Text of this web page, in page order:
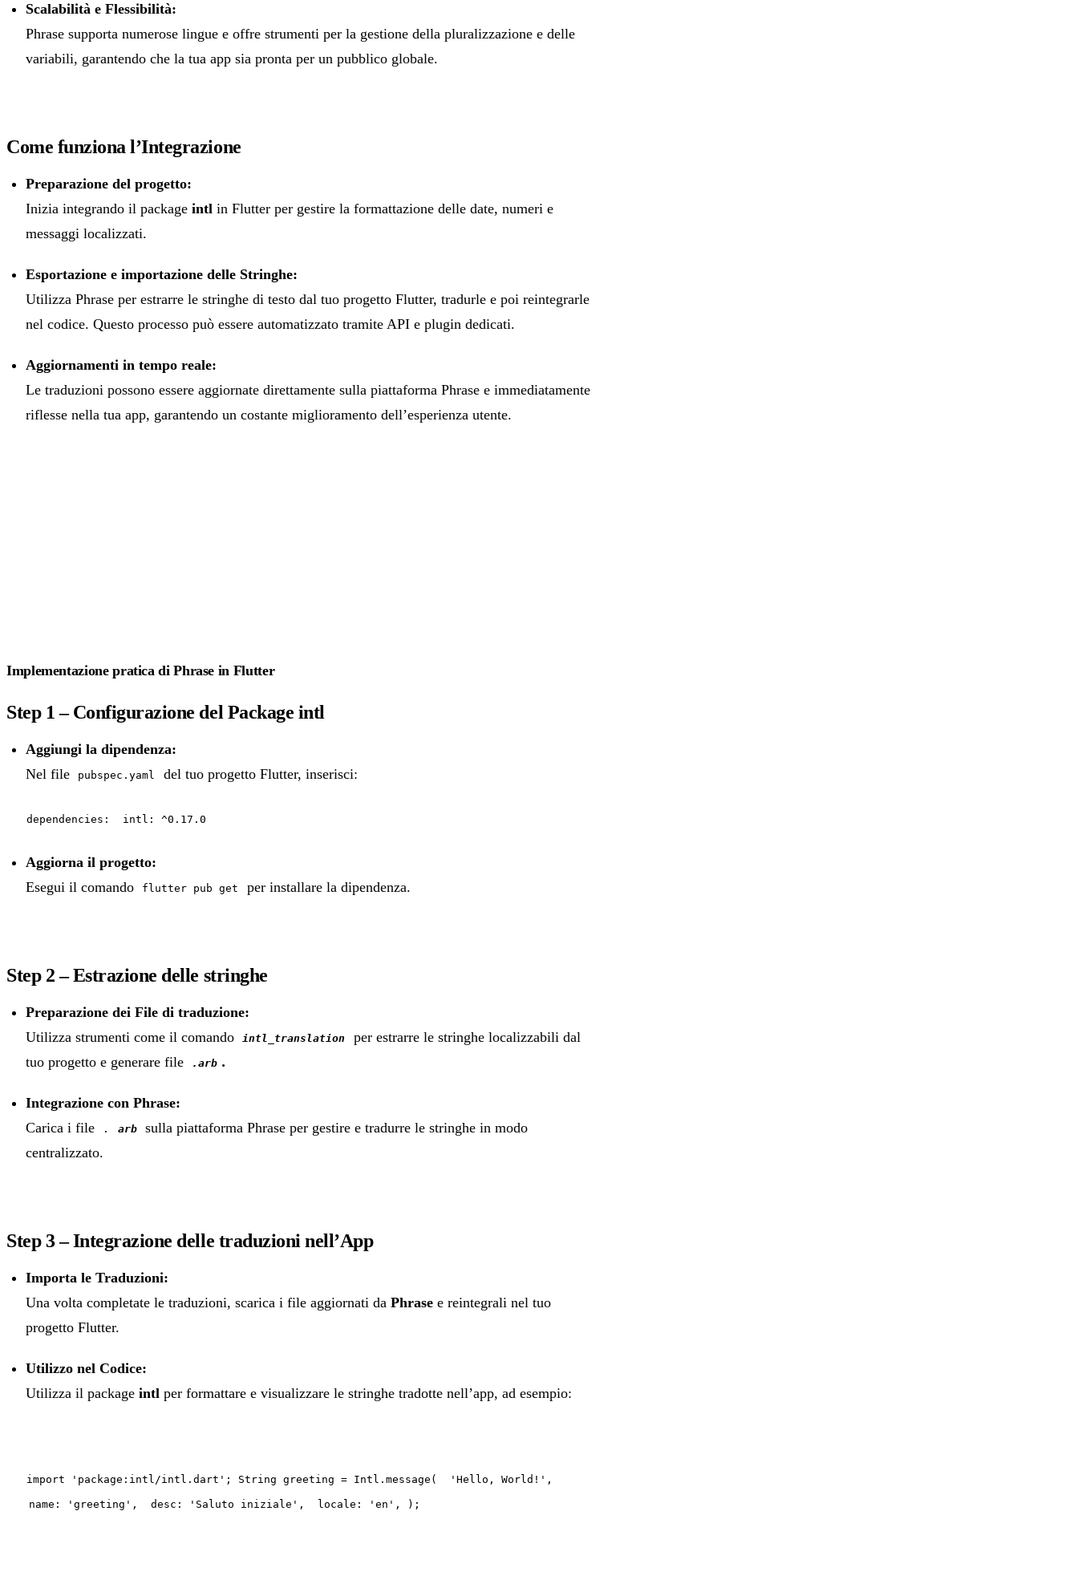
Scalabilità e Flessibilità:
Phrase supporta numerose lingue e offre strumenti per la gestione della pluralizzazione e delle
variabili, garantendo che la tua app sia pronta per un pubblico globale.
Come funziona l’Integrazione
Preparazione del progetto:
Inizia integrando il package intl in Flutter per gestire la formattazione delle date, numeri e
messaggi localizzati.
Esportazione e importazione delle Stringhe:
Utilizza Phrase per estrarre le stringhe di testo dal tuo progetto Flutter, tradurle e poi reintegrarle
nel codice. Questo processo può essere automatizzato tramite API e plugin dedicati.
Aggiornamenti in tempo reale:
Le traduzioni possono essere aggiornate direttamente sulla piattaforma Phrase e immediatamente
riflesse nella tua app, garantendo un costante miglioramento dell’esperienza utente.
Implementazione pratica di Phrase in Flutter
Step 1 – Configurazione del Package intl
Aggiungi la dipendenza:
Nel file
pubspec.yaml del tuo progetto Flutter, inserisci:
dependencies: intl: ^0.17.0
Aggiorna il progetto:
Esegui il comando
flutter pub get per installare la dipendenza.
Step 2 – Estrazione delle stringhe
Preparazione dei File di traduzione:
Utilizza strumenti come il comando
intl_translation
per estrarre le stringhe localizzabili dal
tuo progetto e generare file
.arb .
Integrazione con Phrase:
Carica i file
. arb
sulla piattaforma Phrase per gestire e tradurre le stringhe in modo
centralizzato.
Step 3 – Integrazione delle traduzioni nell’App
Importa le Traduzioni:
Una volta completate le traduzioni, scarica i file aggiornati da Phrase e reintegrali nel tuo
progetto Flutter.
Utilizzo nel Codice:
Utilizza il package intl per formattare e visualizzare le stringhe tradotte nell’app, ad esempio:
import 'package:intl/intl.dart'; String greeting = Intl.message( 'Hello, World!',
name: 'greeting', desc: 'Saluto iniziale', locale: 'en', );